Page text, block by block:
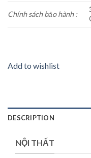
Chính sách bảo hành :
Add to wishlist
DESCRIPTION
NỘI THẤT